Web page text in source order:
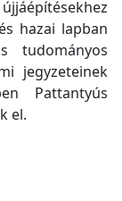
hazai lapban
tudományos
jegyzeteinek
Pattantyús
el.